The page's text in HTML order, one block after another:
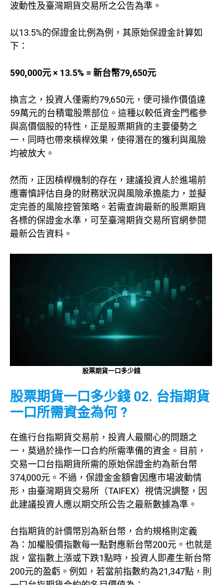
波動性及臺灣期貨交易所之公告為準。
以13.5%的保證金比例為例，其原始保證金計算如
下：
590,000元 × 13.5% = 新台幣79,650元
換言之，投資人僅需約79,650元，便可操作價值達
59萬元的台積電股票部位。這種以較低資金門檻參
與高價個股的特性，正是股票期貨的主要優勢之
一，同時也帶來槓桿效果，使得潛在的獲利與風險
均被放大。
然而，正因槓桿機制的存在，建議投資人於進場前
應審慎評估自身的財務狀況與風險承擔能力，並擬
定完善的風險控管策略。若需查詢最新的股票期貨
各標的保證金水準，可至臺灣期貨交易所官網參閱
最新公告資料。
股票期貨一口多少錢
股票期貨一口多少錢 02. 台指期貨
一口所需資金為何 ?
在進行台指期貨交易前，投資人最關心的問題之
一，莫過於操作一口合約所需準備的資金。目前，
交易一口台指期貨所需的原始保證金約為新台幣
374,000元。不過，保證金金額會因應市場波動情
形，由臺灣期貨交易所（TAIFEX）視情況調整，因
此建議投資人應以期交所公告之最新數據為準。
台指期貨的計價幣別為新台幣，合約規格則定義
為：加權股價指數每一點對應新台幣200元。也就是
說，當指數上漲或下跌1點時，投資人即產生新台幣
200元的盈虧。例如，若當前指數約為21,347點，則